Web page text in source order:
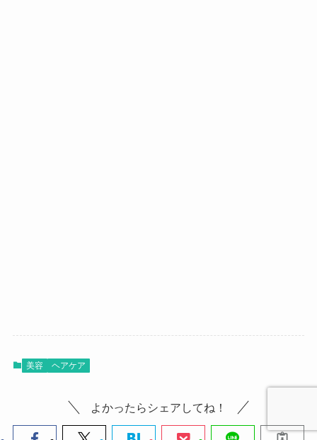
美容 ヘアケア
よかったらシェアしてね！